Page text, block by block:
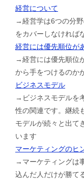
経営について
→経営学は6つの分
をカバーしなければ
経営には優先順位が
→経営には優先順位
から手をつけるのか
ビジネスモデル
→ビジネスモデルを
性の関連です。継続
モデルが続々と出て
います
マーケティングのヒ
→マーケティングは
込んだ人だけが勝て